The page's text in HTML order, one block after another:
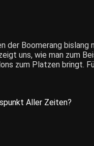
der Boomerang
uns, wie man zum
zum Platzen bringt.
Aller Zeiten?